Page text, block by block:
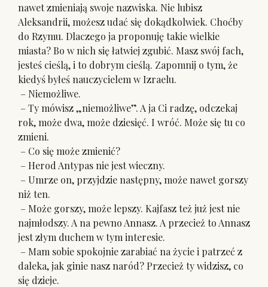
nawet zmieniają swoje nazwiska. Nie lubisz
Aleksandrii, możesz udać się dokądkolwiek. Choćby
do Rzymu. Dlaczego ja proponuję takie wielkie
miasta? Bo w nich się łatwiej zgubić. Masz swój fach,
jesteś cieślą, i to dobrym cieślą. Zapomnij o tym, że
kiedyś byłeś nauczycielem w Izraelu.
– Niemożliwe.
– Ty mówisz „niemożliwe”. A ja Ci radzę, odczekaj
rok, może dwa, może dziesięć. I wróć. Może się tu co
zmieni.
– Co się może zmienić?
– Herod Antypas nie jest wieczny.
– Umrze on, przyjdzie następny, może nawet gorszy
niż ten.
– Może gorszy, może lepszy. Kajfasz też już jest nie
najmłodszy. A na pewno Annasz. A przecież to Annasz
jest złym duchem w tym interesie.
– Mam sobie spokojnie zarabiać na życie i patrzeć z
daleka, jak ginie nasz naród? Przecież ty widzisz, co
się dzieje.